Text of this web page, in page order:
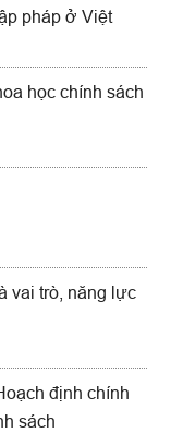
pháp ở Việt
học chính sách
vai trò, năng lực
định chính
sách